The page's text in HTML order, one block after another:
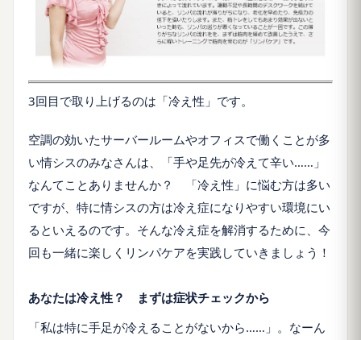
3回目で取り上げるのは「冷え性」です。
空調の効いたサーバールームやオフィスで働くことが多
い情シスのみなさんは、「手や足先が冷えて辛い……」
なんてことありませんか？ 「冷え性」に悩む方は多い
ですが、特に情シスの方は冷え症になりやすい環境にい
るといえるのです。そんな冷え症を解消するために、今
回も一緒に楽しくリンパケアを実践していきましょう！
あなたは冷え性？ まずは症状チェックから
「私は特に手足が冷えることがないから……」。なーん